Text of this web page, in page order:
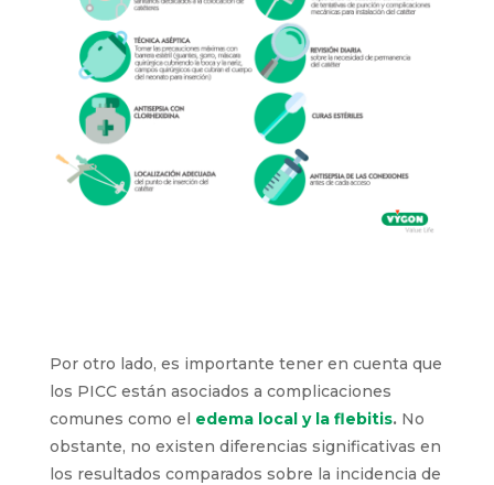
Por otro lado, es importante tener en cuenta que
los PICC están asociados a complicaciones
comunes como el edema local y la flebitis. No
obstante, no existen diferencias significativas en
los resultados comparados sobre la incidencia de